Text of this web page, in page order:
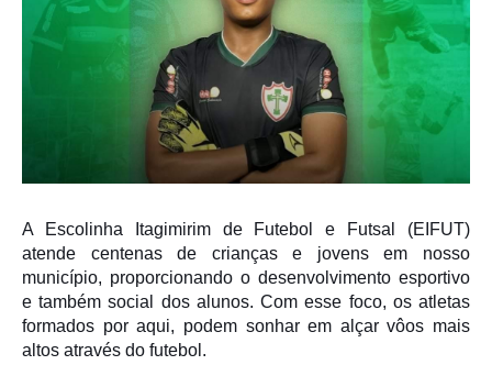
A Escolinha Itagimirim de Futebol e Futsal (EIFUT)
atende centenas de crianças e jovens em nosso
município, proporcionando o desenvolvimento esportivo
e também social dos alunos. Com esse foco, os atletas
formados por aqui, podem sonhar em alçar vôos mais
altos através do futebol.